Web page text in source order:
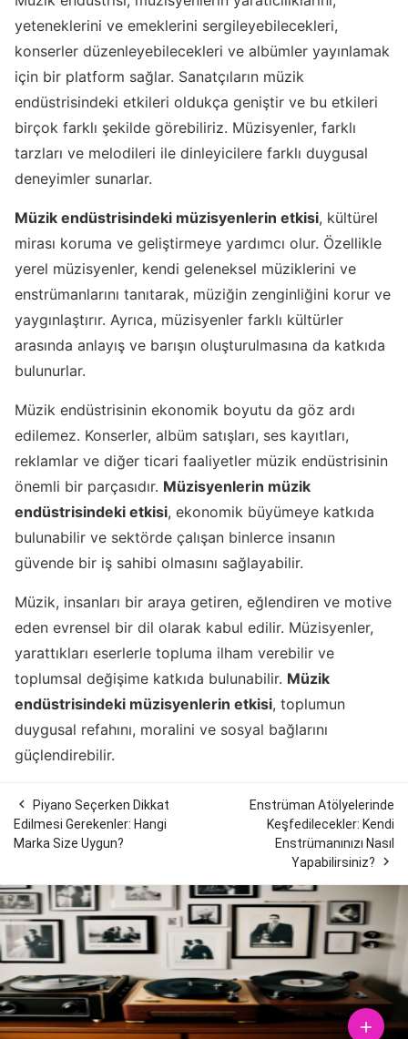
yeteneklerini ve emeklerini sergileyebilecekleri,
konserler düzenleyebilecekleri ve albümler yayınlamak
için bir platform sağlar. Sanatçıların müzik
endüstrisindeki etkileri oldukça geniştir ve bu etkileri
birçok farklı şekilde görebiliriz. Müzisyenler, farklı
tarzları ve melodileri ile dinleyicilere farklı duygusal
deneyimler sunarlar.
Müzik endüstrisindeki müzisyenlerin etkisi, kültürel
mirası koruma ve geliştirmeye yardımcı olur. Özellikle
yerel müzisyenler, kendi geleneksel müziklerini ve
enstrümanlarını tanıtarak, müziğin zenginliğini korur ve
yaygınlaştırır. Ayrıca, müzisyenler farklı kültürler
arasında anlayış ve barışın oluşturulmasına da katkıda
bulunurlar.
Müzik endüstrisinin ekonomik boyutu da göz ardı
edilemez. Konserler, albüm satışları, ses kayıtları,
reklamlar ve diğer ticari faaliyetler müzik endüstrisinin
önemli bir parçasıdır. Müzisyenlerin müzik
endüstrisindeki etkisi, ekonomik büyümeye katkıda
bulunabilir ve sektörde çalışan binlerce insanın
güvende bir iş sahibi olmasını sağlayabilir.
Müzik, insanları bir araya getiren, eğlendiren ve motive
eden evrensel bir dil olarak kabul edilir. Müzisyenler,
yarattıkları eserlerle topluma ilham verebilir ve
toplumsal değişime katkıda bulunabilir. Müzik
endüstrisindeki müzisyenlerin etkisi, toplumun
duygusal refahını, moralini ve sosyal bağlarını
güçlendirebilir.

Piyano Seçerken Dikkat
Edilmesi Gerekenler: Hangi
Marka Size Uygun?
Enstrüman Atölyelerinde
Keşfedilecekler: Kendi
Enstrümanınızı Nasıl
Yapabilirsiniz?

